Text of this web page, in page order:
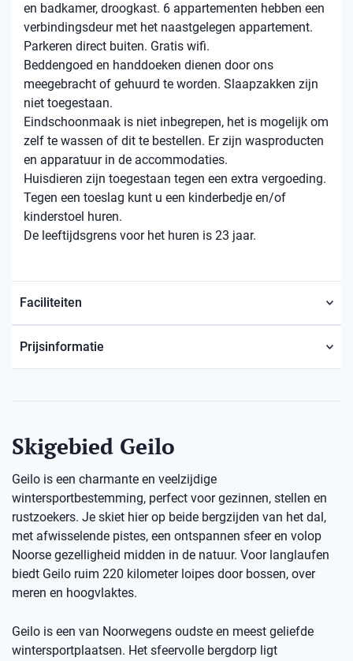
en badkamer, droogkast. 6 appartementen hebben een
verbindingsdeur met het naastgelegen appartement.
Parkeren direct buiten. Gratis wifi.
Beddengoed en handdoeken dienen door ons
meegebracht of gehuurd te worden. Slaapzakken zijn
niet toegestaan.
Eindschoonmaak is niet inbegrepen, het is mogelijk om
zelf te wassen of dit te bestellen. Er zijn wasproducten
en apparatuur in de accommodaties.
Huisdieren zijn toegestaan ​​tegen een extra vergoeding.
Tegen een toeslag kunt u een kinderbedje en/of
kinderstoel huren.
De leeftijdsgrens voor het huren is 23 jaar.
Faciliteiten
Prijsinformatie
Skigebied Geilo
Geilo is een charmante en veelzijdige
wintersportbestemming, perfect voor gezinnen, stellen en
rustzoekers. Je skiet hier op beide bergzijden van het dal,
met afwisselende pistes, een ontspannen sfeer en volop
Noorse gezelligheid midden in de natuur. Voor langlaufen
biedt Geilo ruim 220 kilometer loipes door bossen, over
meren en hoogvlaktes.
Geilo is een van Noorwegens oudste en meest geliefde
wintersportplaatsen. Het sfeervolle bergdorp ligt